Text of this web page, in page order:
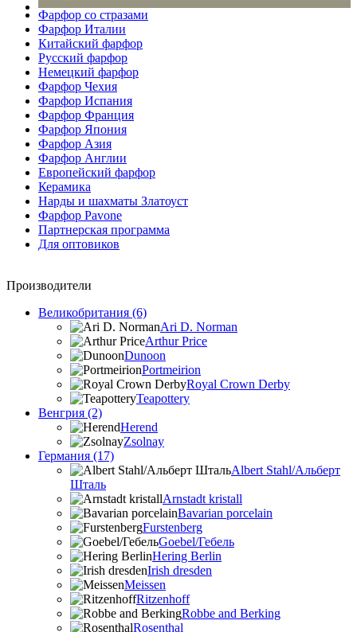
Фарфор со стразами
Фарфор Италии
Китайский фарфор
Русский фарфор
Немецкий фарфор
Фарфор Чехия
Фарфор Испания
Фарфор Франция
Фарфор Япония
Фарфор Азия
Фарфор Англии
Европейский фарфор
Керамика
Нарды и шахматы Златоуст
Фарфор Pavone
Партнерская программа
Для оптовиков
Производители
Великобритания (6)
Ari D. Norman
Arthur Price
Dunoon
Portmeirion
Royal Crown Derby
Teapottery
Венгрия (2)
Herend
Zsolnay
Германия (17)
Albert Stahl/Альбеpт
Шталь
Arnstadt kristall
Bavarian porcelain
Furstenberg
Goebel/Гебель
Hering Berlin
Irish dresden
Meissen
Ritzenhoff
Robbe and Berking
Rosenthal